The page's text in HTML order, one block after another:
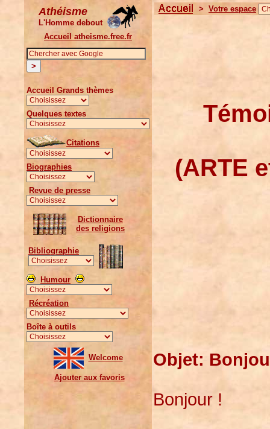
Athéisme
L'Homme debout
Accueil atheisme.free.fr
Accueil Grands thèmes
Quelques textes
Citations
Biographies
Revue de presse
Dictionnaire
des religions
Bibliographie
Humour
Récréation
Boîte à outils
Welcome
Ajouter aux favoris
> Votre espace
(ARTE
Objet:
Bonjour !